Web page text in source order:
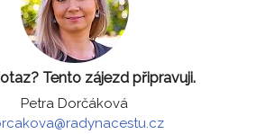
Tento zájezd připravuji.
Petra Dorčáková